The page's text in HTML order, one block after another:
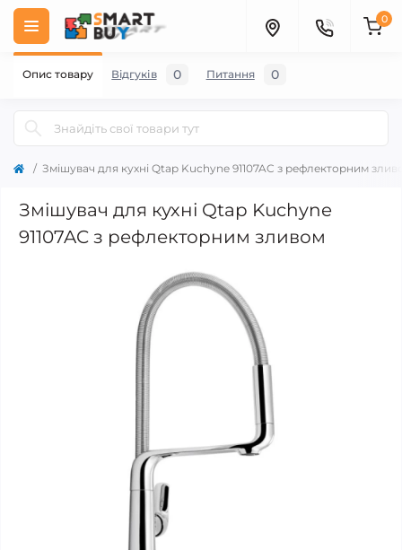
0
Змішувач для кухні Qtap Kuchyne 91107AC з рефлекторним
Змішувач для кухні Qtap Kuchyne
91107AC з рефлекторним зливом
Опис товару Відгуків 0 Питання 0